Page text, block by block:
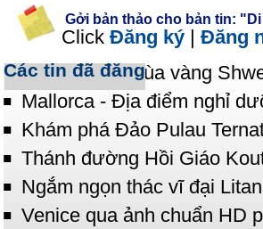
Gởi bản thảo cho bản tin:
Click Đăng ký | Đăng
Các tin đã đăng
Ngỡ ngàng chùa vàng
Mallorca - Địa điểm nghỉ
Khám phá Đảo Pulau
Thánh đường Hồi Giáo
Ngắm ngọn thác vĩ đại
Venice qua ảnh chuẩn HD